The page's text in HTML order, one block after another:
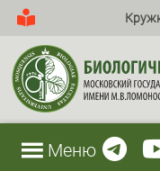
Меню